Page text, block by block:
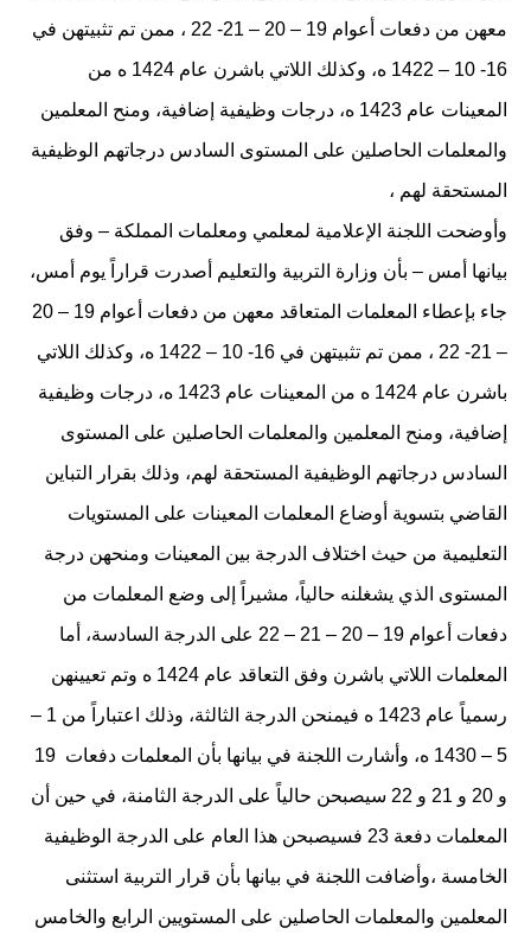
معهن من دفعات أعوام 19 – 20 – 21- 22 ، ممن تم تثبيتهن في
16- 10 – 1422 ه، وكذلك اللاتي باشرن عام 1424 ه من
المعينات عام 1423 ه، درجات وظيفية إضافية، ومنح المعلمين
والمعلمات الحاصلين على المستوى السادس درجاتهم الوظيفية
المستحقة لهم ،
وأوضحت اللجنة الإعلامية لمعلمي ومعلمات المملكة – وفق
بيانها أمس – بأن وزارة التربية والتعليم أصدرت قراراً يوم أمس،
جاء بإعطاء المعلمات المتعاقد معهن من دفعات أعوام 19 – 20
– 21- 22 ، ممن تم تثبيتهن في 16- 10 – 1422 ه، وكذلك اللاتي
باشرن عام 1424 ه من المعينات عام 1423 ه، درجات وظيفية
إضافية، ومنح المعلمين والمعلمات الحاصلين على المستوى
السادس درجاتهم الوظيفية المستحقة لهم، وذلك بقرار التباين
القاضي بتسوية أوضاع المعلمات المعينات على المستويات
التعليمية من حيث اختلاف الدرجة بين المعينات ومنحهن درجة
المستوى الذي يشغلنه حالياً، مشيراً إلى وضع المعلمات من
دفعات أعوام 19 – 20 – 21 – 22 على الدرجة السادسة، أما
المعلمات اللاتي باشرن وفق التعاقد عام 1424 ه وتم تعيينهن
رسمياً عام 1423 ه فيمنحن الدرجة الثالثة، وذلك اعتباراً من 1 –
5 – 1430 ه، وأشارت اللجنة في بيانها بأن المعلمات دفعات 19
و 20 و 21 و 22 سيصبحن حالياً على الدرجة الثامنة، في حين أن
المعلمات دفعة 23 فسيصبحن هذا العام على الدرجة الوظيفية
الخامسة ،وأضافت اللجنة في بيانها بأن قرار التربية استثنى
المعلمين والمعلمات الحاصلين على المستويين الرابع والخامس